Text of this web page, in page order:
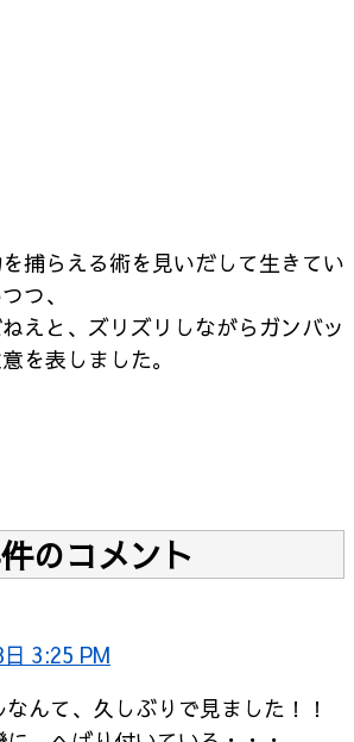
捕らえる術を見いだして生きてい
つ、
えと、ズリズリしながらガンバッ
を表しました。
のコメント
3:25 PM
んて、久しぶりで見ました！！